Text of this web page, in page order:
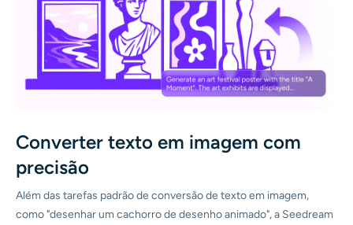
Converter texto em imagem com
precisão
Além das tarefas padrão de conversão de texto em imagem,
como "desenhar um cachorro de desenho animado", a Seedream